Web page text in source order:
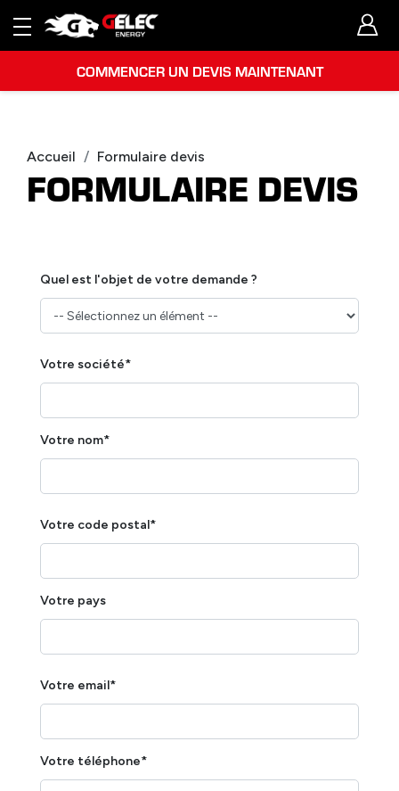
COMMENCER UN DEVIS MAINTENANT
Accueil Formulaire devis
FORMULAIRE DEVIS
Quel est l'objet de votre demande ?
Votre société*
Votre nom*
Votre code postal*
Votre pays
Votre email*
Votre téléphone*